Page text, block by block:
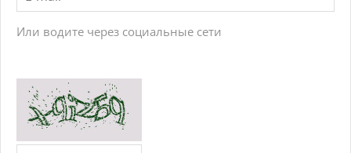
Или водите через социальные сети